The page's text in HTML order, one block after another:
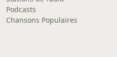
Podcasts
Chansons Populaires